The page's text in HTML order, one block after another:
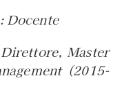
: Docente
Direttore, Master
(2015-